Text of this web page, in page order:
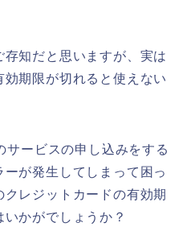
知だと思いますが、実は
期限が切れると使えない
ービスの申し込みをする
が発生してしまって困っ
レジットカードの有効期
かがでしょうか？